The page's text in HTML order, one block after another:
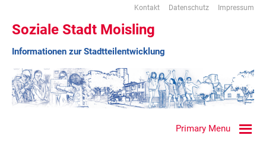
Kontakt Datenschutz Impressum
Soziale Stadt Moisling
Informationen zur Stadtteilentwicklung
Primary Menu